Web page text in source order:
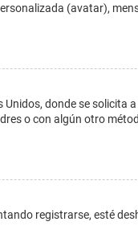
(avatar),
donde se solicita
o con algún otro
registrarse, esté